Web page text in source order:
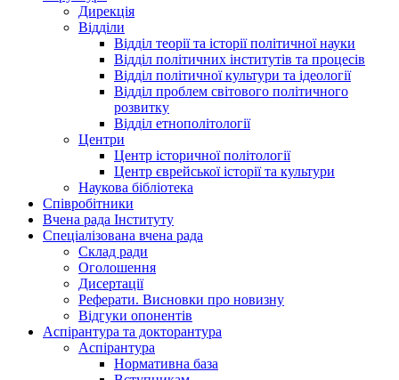
Дирекція
Відділи
Відділ теорії та історії політичної науки
Відділ політичних інститутів та процесів
Відділ політичної культури та ідеології
Відділ проблем світового політичного
розвитку
Відділ етнополітології
Центри
Центр історичної політології
Центр єврейської історії та культури
Наукова бібліотека
Співробітники
Вчена рада Інституту
Спеціалізована вчена рада
Склад ради
Оголошення
Дисертації
Реферати. Висновки про новизну
Відгуки опонентів
Аспірантура та докторантура
Аспірантура
Нормативна база